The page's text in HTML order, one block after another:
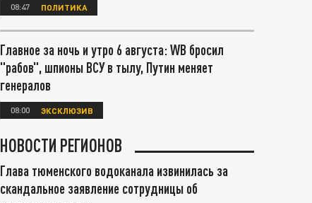
08:47 ПОЛИТИКА
Главное за ночь и утро 6 августа: WB бросил
"рабов", шпионы ВСУ в тылу, Путин меняет
генералов
08:00 ЭКСКЛЮЗИВ
НОВОСТИ РЕГИОНОВ
Глава тюменского водоканала извинилась за
скандальное заявление сотрудницы об